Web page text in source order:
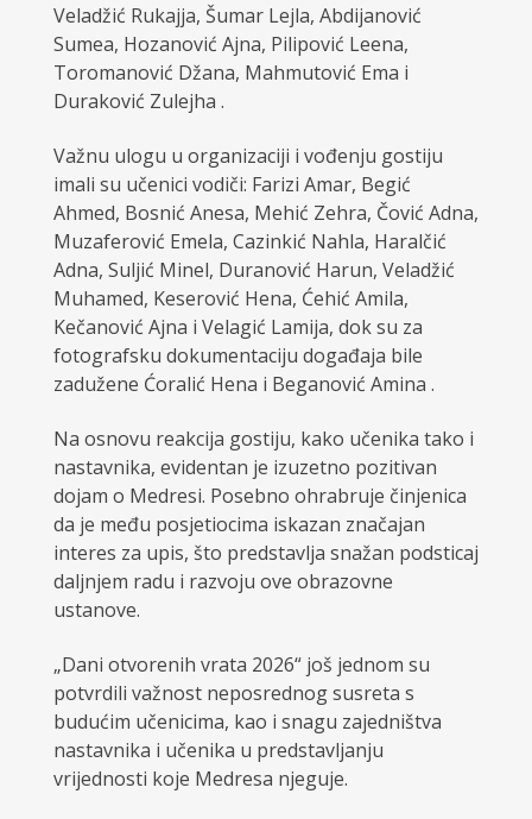
Veladžić Rukajja, Šumar Lejla, Abdijanović
Sumea, Hozanović Ajna, Pilipović Leena,
Toromanović Džana, Mahmutović Ema i
Duraković Zulejha .
Važnu ulogu u organizaciji i vođenju gostiju
imali su učenici vodiči: Farizi Amar, Begić
Ahmed, Bosnić Anesa, Mehić Zehra, Čović Adna,
Muzaferović Emela, Cazinkić Nahla, Haralčić
Adna, Suljić Minel, Duranović Harun, Veladžić
Muhamed, Keserović Hena, Ćehić Amila,
Kečanović Ajna i Velagić Lamija, dok su za
fotografsku dokumentaciju događaja bile
zadužene Ćoralić Hena i Beganović Amina .
Na osnovu reakcija gostiju, kako učenika tako i
nastavnika, evidentan je izuzetno pozitivan
dojam o Medresi. Posebno ohrabruje činjenica
da je među posjetiocima iskazan značajan
interes za upis, što predstavlja snažan podsticaj
daljnjem radu i razvoju ove obrazovne
ustanove.
„Dani otvorenih vrata 2026“ još jednom su
potvrdili važnost neposrednog susreta s
budućim učenicima, kao i snagu zajedništva
nastavnika i učenika u predstavljanju
vrijednosti koje Medresa njeguje.